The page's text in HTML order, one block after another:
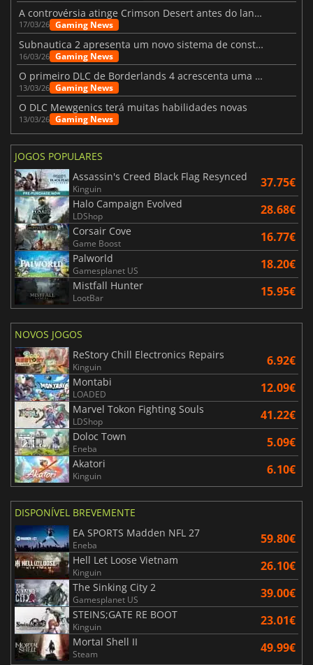
A controvérsia atinge Crimson Desert antes do lançamento
17/03/26 Gaming News
Subnautica 2 apresenta um novo sistema de construção de bases
16/03/26 Gaming News
O primeiro DLC de Borderlands 4 acrescenta uma nova personagem e muito mais
13/03/26 Gaming News
O DLC Mewgenics terá muitas habilidades novas
13/03/26 Gaming News
JOGOS POPULARES
Assassin's Creed Black Flag Resynced
Kinguin 37.75€
Halo Campaign Evolved
LDShop 28.68€
Corsair Cove
Game Boost 16.77€
Palworld
Gamesplanet US 18.20€
Mistfall Hunter
LootBar 15.95€
NOVOS JOGOS
ReStory Chill Electronics Repairs
Kinguin 6.92€
Montabi
LOADED 12.09€
Marvel Tokon Fighting Souls
LDShop 41.22€
Doloc Town
Eneba 5.09€
Akatori
Kinguin 6.10€
DISPONÍVEL BREVEMENTE
EA SPORTS Madden NFL 27
Eneba 59.80€
Hell Let Loose Vietnam
Kinguin 26.10€
The Sinking City 2
Gamesplanet US 39.00€
STEINS;GATE RE BOOT
Kinguin 23.01€
Mortal Shell II
Steam 49.99€